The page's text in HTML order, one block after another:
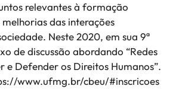
relevantes à formação
das interações
Neste 2020, em sua 9ª
de discussão abordando “Redes
e Defender os Direitos Humanos”.
www.ufmg.br/cbeu/#inscricoes